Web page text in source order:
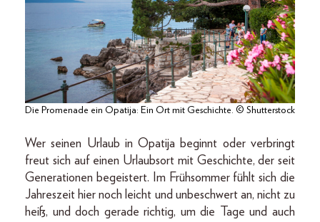
Die Promenade ein Opatija: Ein Ort mit Geschichte. © Shutterstock
Wer seinen Urlaub in Opatija beginnt oder verbringt
freut sich auf einen Urlaubsort mit Geschichte, der seit
Generationen begeistert. Im Frühsommer fühlt sich die
Jahreszeit hier noch leicht und unbeschwert an, nicht zu
heiß, und doch gerade richtig, um die Tage und auch